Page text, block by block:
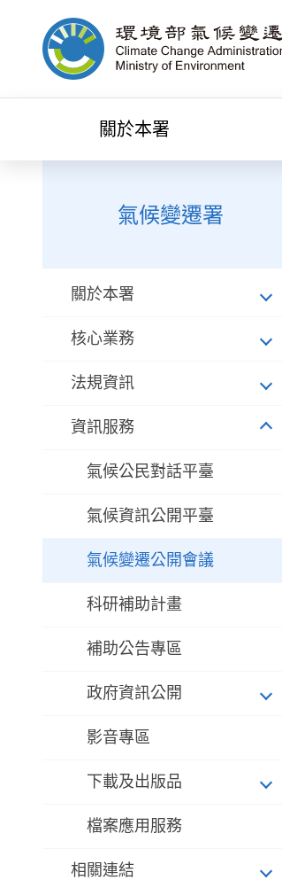
關於本署
氣候變遷署
關於本署
核心業務
法規資訊
資訊服務
氣候公民對話平臺
氣候資訊公開平臺
氣候變遷公開會議
科研補助計畫
補助公告專區
政府資訊公開
影音專區
下載及出版品
檔案應用服務
相關連結